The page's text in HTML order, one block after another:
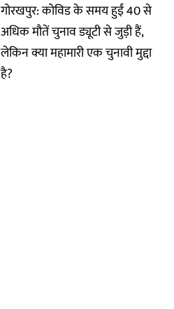
गोरखपुर: कोविड के समय हुईं 40 से
अधिक मौतें चुनाव ड्यूटी से जुड़ी हैं,
लेकिन क्या महामारी एक चुनावी मुद्दा
है?